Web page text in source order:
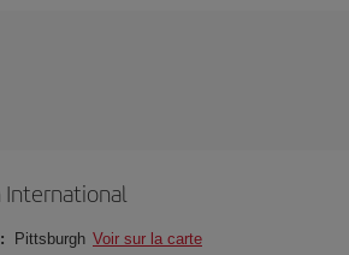
Pittsburgh Voir sur la carte